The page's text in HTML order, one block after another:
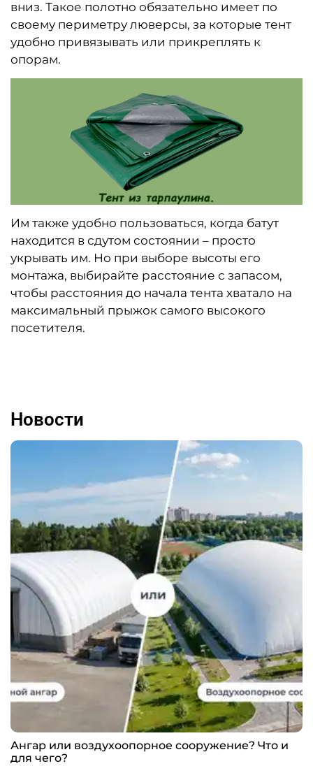
вниз. Такое полотно обязательно имеет по
своему периметру люверсы, за которые тент
удобно привязывать или прикреплять к
опорам.
Им также удобно пользоваться, когда батут
находится в сдутом состоянии – просто
укрывать им. Но при выборе высоты его
монтажа, выбирайте расстояние с запасом,
чтобы расстояния до начала тента хватало на
максимальный прыжок самого высокого
посетителя.
Новости
Ангар или воздухоопорное сооружение? Что и
для чего?